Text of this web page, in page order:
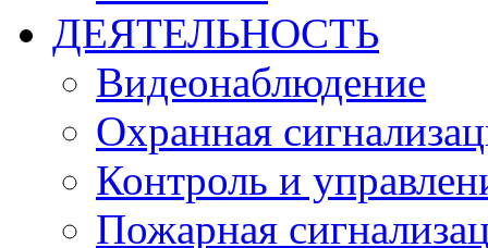
ДЕЯТЕЛЬНОСТЬ
Видеонаблюдение
Охранная
Контроль и
Пожарная